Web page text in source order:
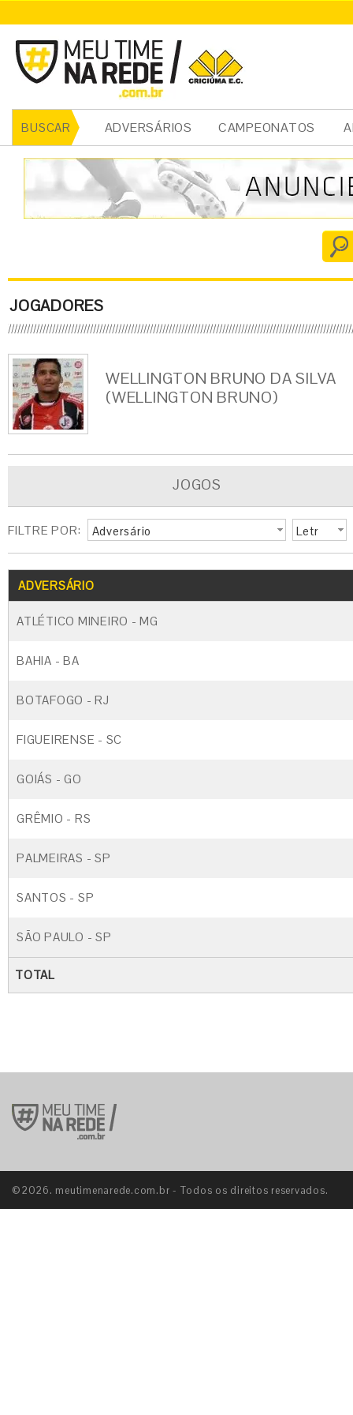
BUSCAR ADVERSÁRIOS CAMPEONATOS
JOGADORES
WELLINGTON BRUNO DA SILVA
(WELLINGTON BRUNO)
JOGOS
FILTRE POR: Adversário
Letr
ADVERSÁRIO
ATLÉTICO MINEIRO - MG
BAHIA - BA
BOTAFOGO - RJ
FIGUEIRENSE - SC
GOIÁS - GO
GRÊMIO - RS
PALMEIRAS - SP
SANTOS - SP
SÃO PAULO - SP
TOTAL
©2026. meutimenarede.com.br - Todos os direitos reservados.